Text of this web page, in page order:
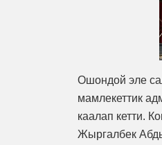
Ошондой эле
мамлекеттик
каалап кетти.
Жыргалбек